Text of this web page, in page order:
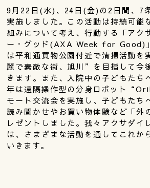
9月22日(水)、24日(金)の2日間、7
実施しました。この活動は持続可能
組みについて考え、行動する「アク
ー・グッド(AXA Week for Good)
は平和通買物公園付近で清掃活動
麗で素敵な街、旭川”を目指して今
きます。また、入院中の子どもたち
年は遠隔操作型の分身ロボット
モート交流会を実施し、子どもたち
読み聞かせやお買い物体験など「外
レゼントしました。我々アクサダイ
は、さまざまな活動を通してこれか
いきます。